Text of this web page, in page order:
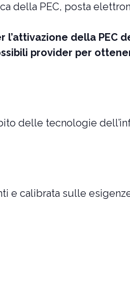
della PEC, posta
l’attivazione della PEC
provider per
delle tecnologie
e calibrata sulle